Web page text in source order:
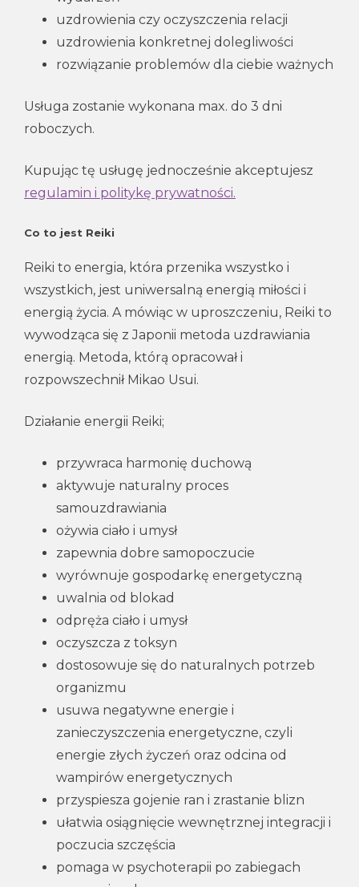
uzdrowienia czy oczyszczenia relacji
uzdrowienia konkretnej dolegliwości
rozwiązanie problemów dla ciebie ważnych
Usługa zostanie wykonana max. do 3 dni
roboczych.
Kupując tę usługę jednocześnie akceptujesz
regulamin i politykę prywatności.
Co to jest Reiki
Reiki to energia, która przenika wszystko i
wszystkich, jest uniwersalną energią miłości i
energią życia. A mówiąc w uproszczeniu, Reiki to
wywodząca się z Japonii metoda uzdrawiania
energią. Metoda, którą opracował i
rozpowszechnił Mikao Usui.
Działanie energii Reiki;
przywraca harmonię duchową
aktywuje naturalny proces
samouzdrawiania
ożywia ciało i umysł
zapewnia dobre samopoczucie
wyrównuje gospodarkę energetyczną
uwalnia od blokad
odpręża ciało i umysł
oczyszcza z toksyn
dostosowuje się do naturalnych potrzeb
organizmu
usuwa negatywne energie i
zanieczyszczenia energetyczne, czyli
energie złych życzeń oraz odcina od
wampirów energetycznych
przyspiesza gojenie ran i zrastanie blizn
ułatwia osiągnięcie wewnętrznej integracji i
poczucia szczęścia
pomaga w psychoterapii po zabiegach